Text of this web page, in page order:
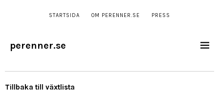
STARTSIDA OM PERENNER.SE PRESS
perenner.se
Tillbaka till växtlista